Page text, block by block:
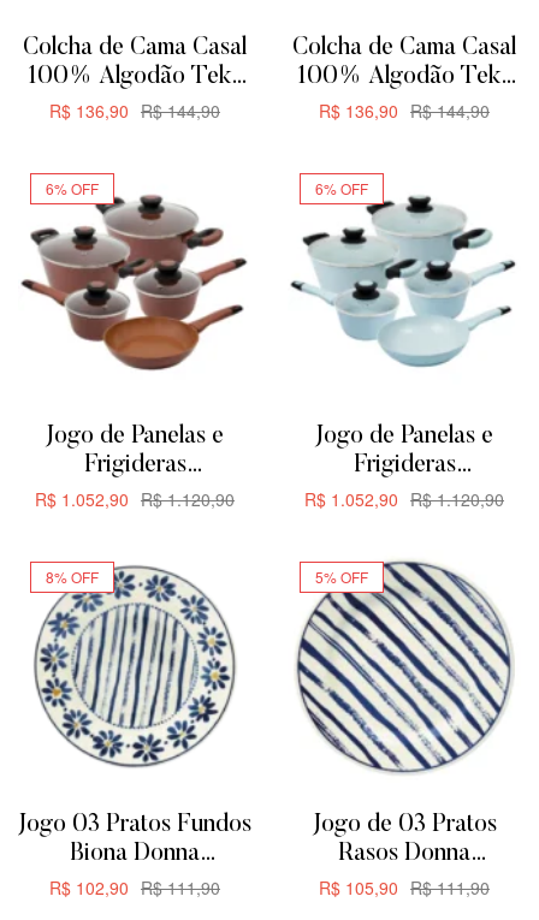
Colcha de Cama Casal
100% Algodão Teka
Allegro Plus –
R$144,90
R$ 136,90
Colcha de Cama Casal
100% Algodão Teka
Allegro Plus –
R$144,90
R$ 136,90
6% OFF
Jogo de Panelas e
Frigideras
Antiaderente de
R$1.120,90
R$ 1.052,90
6% OFF
Jogo de Panelas e
Frigideras
Antiaderente de
R$1.120,90
R$ 1.052,90
8% OFF
Jogo 03 Pratos Fundos
Biona Donna
Margaridas 21,5cm
R$111,90
R$ 102,90
5% OFF
Jogo de 03 Pratos
Rasos Donna
Margaridas Biona
R$111,90
R$ 105,90